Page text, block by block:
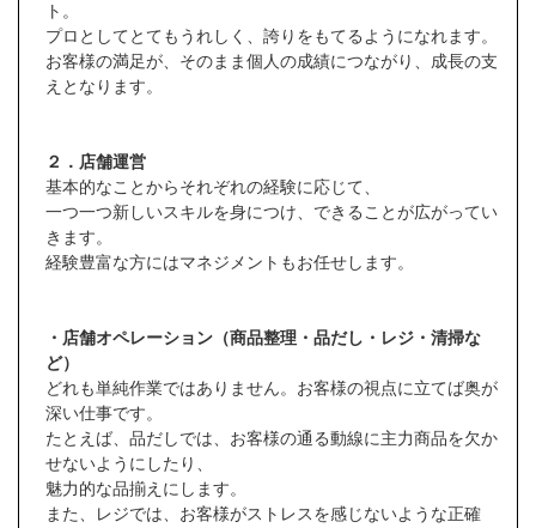
ト。
プロとしてとてもうれしく、誇りをもてるようになれます。
お客様の満足が、そのまま個人の成績につながり、成長の支
えとなります。
２．店舗運営
基本的なことからそれぞれの経験に応じて、
一つ一つ新しいスキルを身につけ、できることが広がってい
きます。
経験豊富な方にはマネジメントもお任せします。
・店舗オペレーション（商品整理・品だし・レジ・清掃な
ど）
どれも単純作業ではありません。お客様の視点に立てば奥が
深い仕事です。
たとえば、品だしでは、お客様の通る動線に主力商品を欠か
せないようにしたり、
魅力的な品揃えにします。
また、レジでは、お客様がストレスを感じないような正確